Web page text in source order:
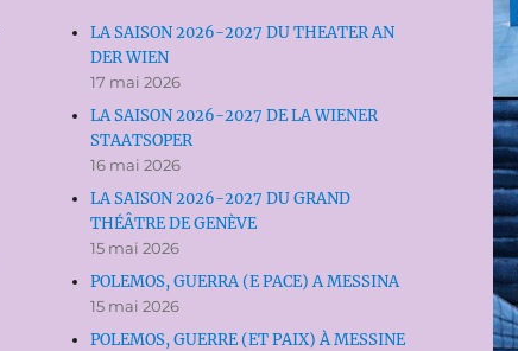
LA SAISON 2026-2027 DU THEATER AN
DER WIEN
17 mai 2026
LA SAISON 2026-2027 DE LA WIENER
STAATSOPER
16 mai 2026
LA SAISON 2026-2027 DU GRAND
THÉÂTRE DE GENÈVE
15 mai 2026
POLEMOS, GUERRA (E PACE) A MESSINA
15 mai 2026
POLEMOS, GUERRE (ET PAIX) À MESSINE